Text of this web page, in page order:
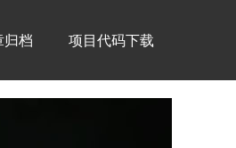
归档 项目代码下载